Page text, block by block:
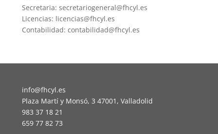
Secretaria: secretariogeneral@fhcyl.es
Licencias: licencias@fhcyl.es
Contabilidad: contabilidad@fhcyl.es
info@fhcyl.es
Plaza Martí y Monsó, 3 47001, Valladolid
983 37 18 21
659 77 82 73